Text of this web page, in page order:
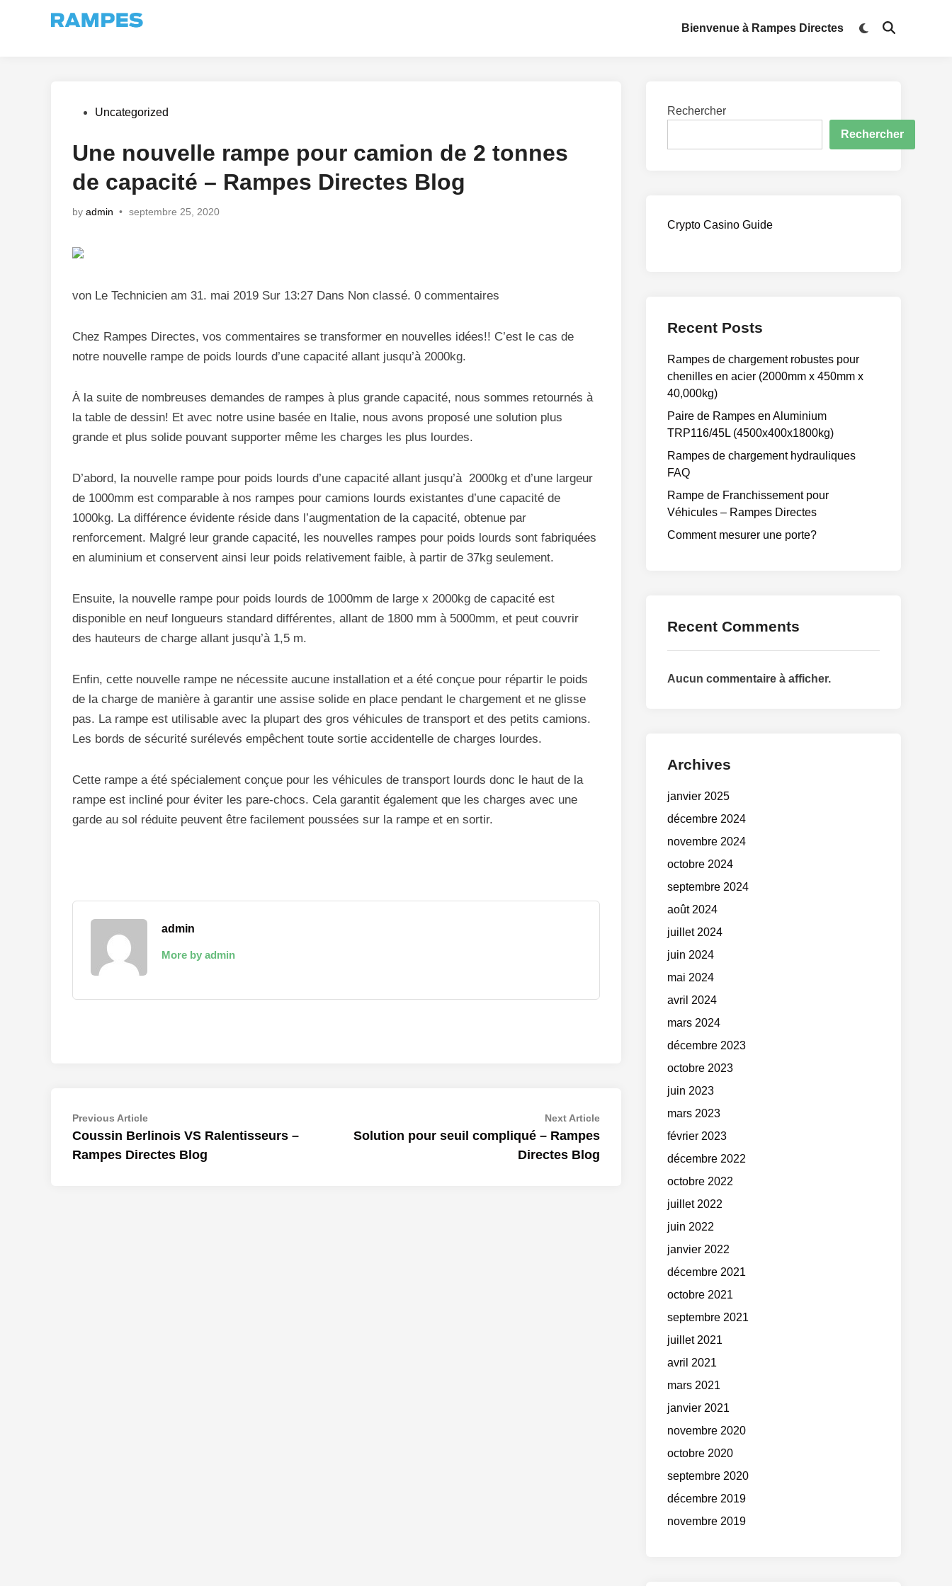
Bienvenue à Rampes Directes
Switch
Open
PostedUncategorized
Une nouvelle rampe pour camion de 2 tonnes
de capacité – Rampes Directes Blog
by admin • septembre 25, 2020
von Le Technicien am 31. mai 2019 Sur 13:27 Dans Non classé. 0 commentaires
Chez Rampes Directes, vos commentaires se transformer en nouvelles idées!! C’est le cas de
notre nouvelle rampe de poids lourds d’une capacité allant jusqu’à 2000kg.
À la suite de nombreuses demandes de rampes à plus grande capacité, nous sommes retournés à
la table de dessin! Et avec notre usine basée en Italie, nous avons proposé une solution plus
grande et plus solide pouvant supporter même les charges les plus lourdes.
D’abord, la nouvelle rampe pour poids lourds d’une capacité allant jusqu’à 2000kg et d’une largeur
de 1000mm est comparable à nos rampes pour camions lourds existantes d’une capacité de
1000kg. La différence évidente réside dans l’augmentation de la capacité, obtenue par
renforcement. Malgré leur grande capacité, les nouvelles rampes pour poids lourds sont fabriquées
en aluminium et conservent ainsi leur poids relativement faible, à partir de 37kg seulement.
Ensuite, la nouvelle rampe pour poids lourds de 1000mm de large x 2000kg de capacité est
disponible en neuf longueurs standard différentes, allant de 1800 mm à 5000mm, et peut couvrir
des hauteurs de charge allant jusqu’à 1,5 m.
Enfin, cette nouvelle rampe ne nécessite aucune installation et a été conçue pour répartir le poids
de la charge de manière à garantir une assise solide en place pendant le chargement et ne glisse
pas. La rampe est utilisable avec la plupart des gros véhicules de transport et des petits camions.
Les bords de sécurité surélevés empêchent toute sortie accidentelle de charges lourdes.
Cette rampe a été spécialement conçue pour les véhicules de transport lourds donc le haut de la
rampe est incliné pour éviter les pare-chocs. Cela garantit également que les charges avec une
garde au sol réduite peuvent être facilement poussées sur la rampe et en sortir.
admin
More by admin
Navigation
de
l’article
Previous ArticlePrevious
article:
Coussin Berlinois VS Ralentisseurs –
Rampes Directes Blog
Next ArticleNext
Solution pour seuil compliqué – Rampes
Directes Blog
Rechercher
Rechercher
Crypto Casino Guide
Recent Posts
Rampes de chargement robustes pour
chenilles en acier (2000mm x 450mm x
40,000kg)
Paire de Rampes en Aluminium
TRP116/45L (4500x400x1800kg)
Rampes de chargement hydrauliques
FAQ
Rampe de Franchissement pour
Véhicules – Rampes Directes
Comment mesurer une porte?
Recent Comments
Aucun commentaire à afficher.
Archives
janvier 2025
décembre 2024
novembre 2024
octobre 2024
septembre 2024
août 2024
juillet 2024
juin 2024
mai 2024
avril 2024
mars 2024
décembre 2023
octobre 2023
juin 2023
mars 2023
février 2023
décembre 2022
octobre 2022
juillet 2022
juin 2022
janvier 2022
décembre 2021
octobre 2021
septembre 2021
juillet 2021
avril 2021
mars 2021
janvier 2021
novembre 2020
octobre 2020
septembre 2020
décembre 2019
novembre 2019